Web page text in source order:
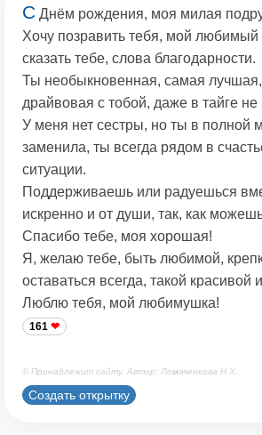
С Днём рождения, моя милая
Хочу позравить тебя, мой любимый
сказать тебе, слова благодарности.
Ты необыкновенная, самая
драйвовая с тобой, даже в тайге
У меня нет сестры, но ты в полной
заменила, ты всегда рядом в
ситуации.
Поддерживаешь или радуешься
искренно и от души, так, как
Спасибо тебе, моя хорошая!
Я, желаю тебе, быть любимой,
оставаться всегда, такой красивой
Люблю тебя, мой любимушка!
161
© Принадлежит сайту. Автор: Ломаченкова Н.Х.
Создать открытку